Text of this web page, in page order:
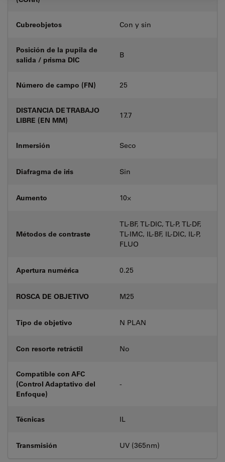
Cubreobjetos Con y sin
Posición de la pupila de
salida / prisma DIC
B
Número de campo (FN) 25
DISTANCIA DE TRABAJO
LIBRE (EN MM)
17.7
Inmersión Seco
Diafragma de iris Sin
Aumento 10⨉
Métodos de contraste
TL-BF, TL-DIC, TL-P, TL-DF,
TL-IMC, IL-BF, IL-DIC, IL-P,
FLUO
Apertura numérica 0.25
ROSCA DE OBJETIVO M25
Tipo de objetivo N PLAN
Con resorte retráctil No
Compatible con AFC
(Control Adaptativo del
Enfoque)
-
Técnicas IL
Transmisión UV (365nm)